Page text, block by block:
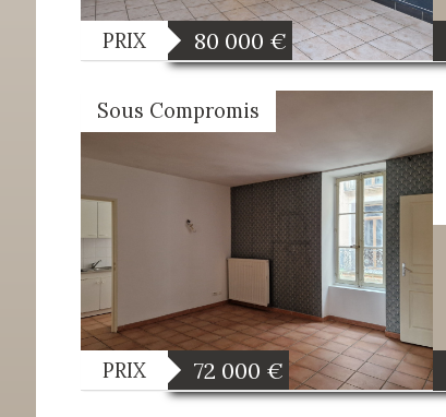
PRIX 80 000 €
Sous Compromis
PRIX 72 000 €